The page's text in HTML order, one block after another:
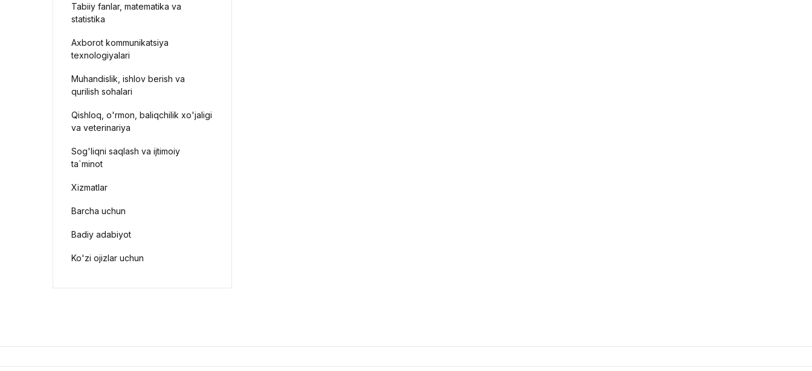
Tabiiy fanlar, matematika va
statistika
Axborot kommunikatsiya
texnologiyalari
Muhandislik, ishlov berish va
qurilish sohalari
Qishloq, o'rmon, baliqchilik xo'jaligi
va veterinariya
Sog'liqni saqlash va ijtimoiy
ta`minot
Xizmatlar
Barcha uchun
Badiy adabiyot
Ko'zi ojizlar uchun